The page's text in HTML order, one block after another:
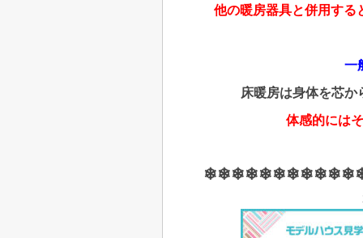
他の暖房器具と併用する
一
床暖房は身体を芯か
体感的には